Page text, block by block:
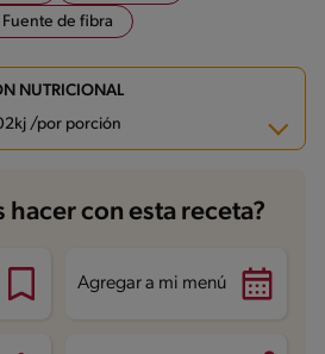
Fuente de fibra
NUTRICIONAL
/por porción
7.9 g
1 g
hacer con esta receta?
Agregar a mi menú